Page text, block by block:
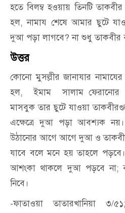
হতে বিলম্ব হওয়ায় তিনটি
হল, নামায শেষে আমার ছুটে
দুআ পড়া লাগবে? না শুধু তাকবীর
উত্তর
কোনো মুসল্লীর জানাযার
হল, ইমাম সালাম ফেরানোর
মাসবুক তার ছুটে যাওয়া
এক্ষেত্রে দুআ পড়া আবশ্যক নয়।
উঠানোর আগে আগে দুআ ও
যাবে বলে মনে হয় তাহলে
আশংকা থাকলে দুআ পড়বে না;
নিবে।
-ফাতাওয়া তাতারখানিয়া ৩/